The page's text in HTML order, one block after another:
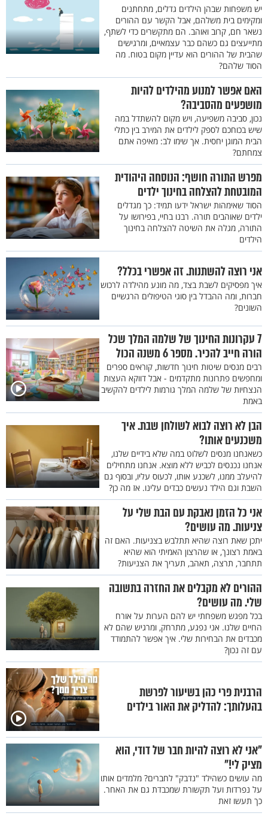
יש משפחות שבהן הילדים גדלים, מתחתנים
ומקימים בית משלהם, אבל הקשר עם ההורים
נשאר חם, קרוב ואוהב. הם מתקשרים כדי לשתף,
מתייעצים גם כשהם כבר עצמאיים, ומרגישים
שהבית של ההורים הוא עדיין מקום בטוח. מה
הסוד שלהם?
האם אפשר למנוע מהילדים להיות
מושפעים מהסביבה?
נכון, סביבה משפיעה, ויש מקום להשתדל במה
שיש בכוחכם לספק לילדים את המירב בין כתלי
הבית המוגן יחסית. אך שימו לב: מאיפה אתם
צמחתם?
מפרש התורה חושף: הנוסחה היהודית
המובטחת להצלחה בחינוך ילדים
הסוד שאימהות ישראל ידעו תמיד: כך מגדלים
ילדים שאוהבים תורה. רבנו בחיי, בפירושו על
התורה, מגלה את השיטה להצלחה בחינוך
הילדים
אני רוצה להשתנות. זה אפשרי בכלל?
איך מפסיקים לשבת בצד, מה מונע מהילדה לרכוש
חברות, ומה ההבדל בין סוגי הטיפולים הרגשיים
השונים?
7 עקרונות החינוך של שלמה המלך שכל
הורה חייב להכיר. מספר 6 משנה הכול
רבים מנסים שיטות חינוך חדשות, קוראים ספרים
ומחפשים פתרונות מתקדמים - אבל דווקא העצות
הנצחיות של שלמה המלך גורמות לילדים להקשיב
באמת
הבן לא רוצה לבוא לשולחן שבת. איך
משכנעים אותו?
כשאנחנו מנסים לשלוט במה שלא בידיים שלנו,
אנחנו נכנסים לכביש ללא מוצא. אנחנו מתחילים
להיעלב ממנו, לשכנע אותו, לכעוס עליו, ובסוף גם
השבת וגם הילד נעשים כבדים עלינו. אז מה כן?
אני כל הזמן נאבקת עם הבת שלי על
צניעות. מה עושים?
יתכן שאת רוצה שהיא תתלבש בצניעות. האם זה
באמת רצונך, או שהרצון האמיתי הוא שהיא
תתחבר, תרצה, תאהב, תעריך את הצניעות?
ההורים לא מקבלים את החזרה בתשובה
שלי. מה עושים?
בכל מפגש משפחתי יש להם הערות על אורח
החיים שלנו. אני נפגע, מתרחק, ומרגיש שהם לא
מכבדים את הבחירות שלי. איך אפשר להתמודד
עם זה נכון?
הרבנית פרי כהן בשיעור לפרשת
בהעלותך: להדליק את האור בילדים
"אני לא רוצה להיות חבר של דודי, הוא
מציק לי!"
מה עושים כשהילד "נדבק" לחברים? מלמדים אותו
על נפרדות ועל תקשורת שמכבדת גם את האחר.
כך תעשו זאת